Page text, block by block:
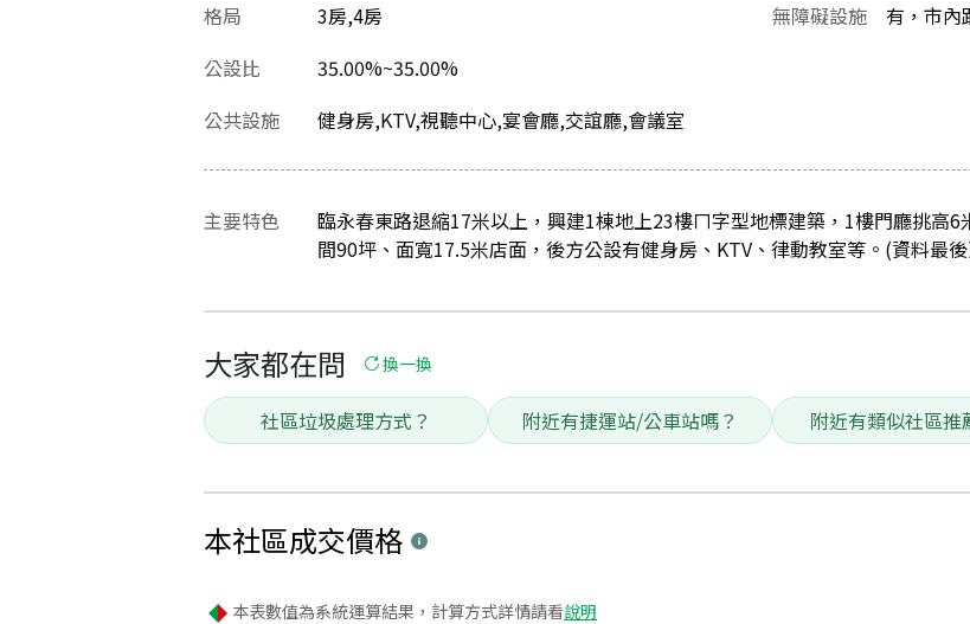
格局
3房,4房
公設比
35.00%~35.00%
無障礙設施
有，市內
公共設施 健身房,KTV,視聽中心,宴會廳,交誼廳,會議室
主要特色
臨永春東路退縮17米以上，興建1棟地上23樓ㄇ字型地標建築，1樓門廳挑高
間90坪、面寬17.5米店面，後方公設有健身房、KTV、律動教室等。(資料最
大家都在問 換一換
社區垃圾處理方式？ 附近有捷運站/公車站嗎？ 附近有類似社區推
本社區成交價格
本表數值為系統運算結果，計算方式詳情請看說明